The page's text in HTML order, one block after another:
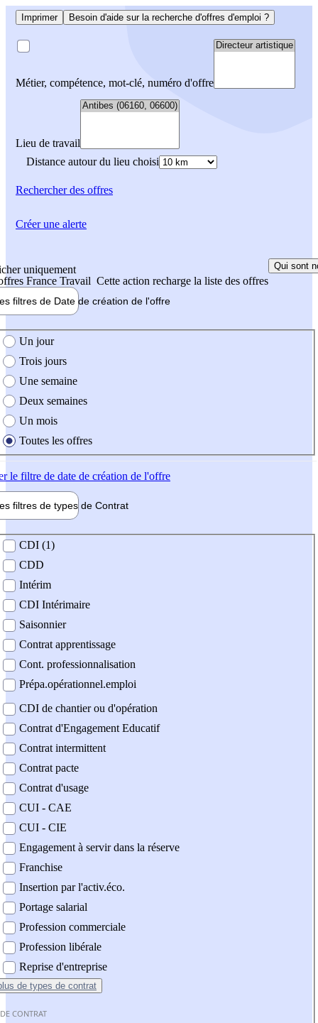
Imprimer Besoin d'aide sur la recherche d'offres d'emploi ?
Métier, compétence, mot-clé, numéro d'offre
Lieu de travail
Distance autour du lieu choisi
Rechercherdes offres
uniquement
France Travail Cette action recharge la liste des offres
Qui sont
filtres de Date de création de l'offre
création de l'offre
Un jour
Trois jours
Une semaine
Deux semaines
Un mois
Toutes les offres
le filtre de date de création de l'offre
filtres de types de Contrat
contrat
CDI (1)
CDD
Intérim
CDI Intérimaire
Saisonnier
Contrat apprentissage
Cont. professionnalisation
Prépa.opérationnel.emploi
CDI de chantier ou d'opération
Contrat d'Engagement Educatif
Contrat intermittent
Contrat pacte
Contrat d'usage
CUI - CAE
CUI - CIE
Engagement à servir dans la réserve
Franchise
Insertion par l'activ.éco.
Portage salarial
Profession commerciale
Profession libérale
Reprise d'entreprise
de types de contrat
CONTRAT
Créer une alerte